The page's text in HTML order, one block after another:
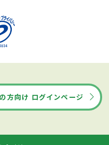
方向け ログインページ